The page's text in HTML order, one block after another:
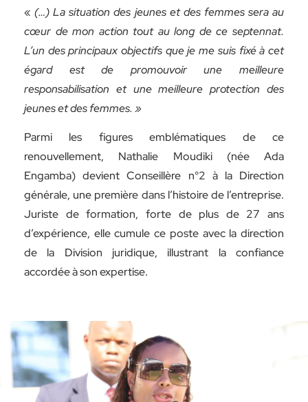
«(…) La situation des jeunes et des femmes sera au
cœur de mon action tout au long de ce septennat.
L’un des principaux objectifs que je me suis fixé à cet
égard est de promouvoir une meilleure
responsabilisation et une meilleure protection des
jeunes et des femmes. »
Parmi les figures emblématiques de ce
renouvellement, Nathalie Moudiki (née Ada
Engamba) devient Conseillère n°2 à la Direction
générale, une première dans l’histoire de l’entreprise.
Juriste de formation, forte de plus de 27 ans
d’expérience, elle cumule ce poste avec la direction
de la Division juridique, illustrant la confiance
accordée à son expertise.